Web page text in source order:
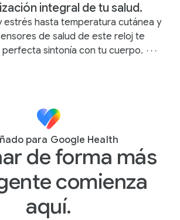
integral de tu salud.
estrés hasta temperatura cutánea y
de salud de este reloj te
perfecta sintonía con tu cuerpo.
, , ,
para Google Health
de forma más
comienza
aquí.